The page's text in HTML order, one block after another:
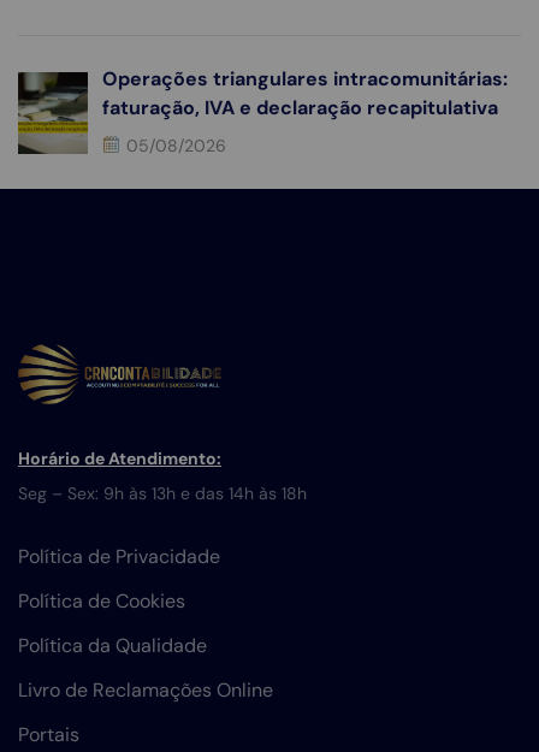
Operações triangulares intracomunitárias:
faturação, IVA e declaração recapitulativa
05/08/2026
Horário de Atendimento:
Seg – Sex: 9h às 13h e das 14h às 18h
Política de Privacidade
Política de Cookies
Política da Qualidade
Livro de Reclamações Online
Portais